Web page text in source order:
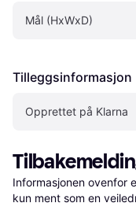
Mål (HxWxD)
Tilleggsinformasjon
Opprettet på Klarna
Informasjonen ovenfor
kun ment som en